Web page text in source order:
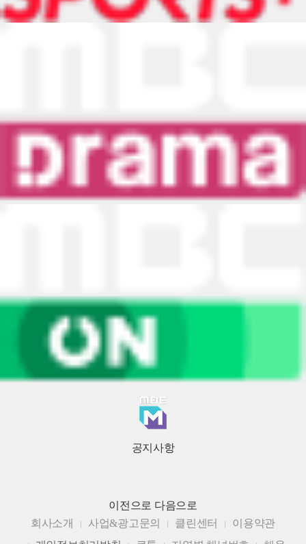
공지사항
이전으로 다음으로
회사소개
사업&광고문의 클린센터
이용약관